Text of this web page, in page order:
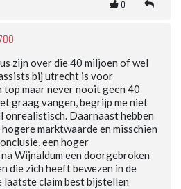
0
zijn over die 40 miljoen of wel
bij utrecht is voor
top maar never nooit geen 40
graag vangen, begrijp me niet
onrealistisch. Daarnaast hebben
marktwaarde en misschien
een hoger
Wijnaldum een doorgebroken
die zich heeft bewezen in de
laatste claim best bijstellen